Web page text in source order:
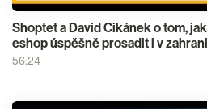
Shoptet a David Cikánek o tom,
eshop úspěšně prosadit i v
56:24